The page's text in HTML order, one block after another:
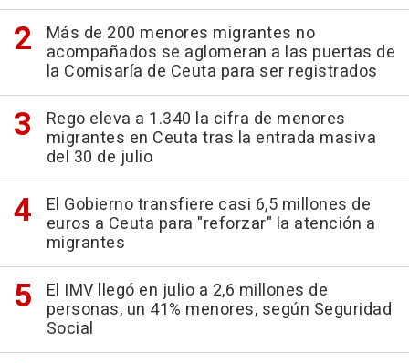
Más de 200 menores migrantes no
acompañados se aglomeran a las puertas de
la Comisaría de Ceuta para ser registrados
Rego eleva a 1.340 la cifra de menores
migrantes en Ceuta tras la entrada masiva
del 30 de julio
El Gobierno transfiere casi 6,5 millones de
euros a Ceuta para "reforzar" la atención a
migrantes
El IMV llegó en julio a 2,6 millones de
personas, un 41% menores, según Seguridad
Social